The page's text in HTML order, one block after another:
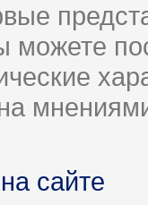
можете
сайте